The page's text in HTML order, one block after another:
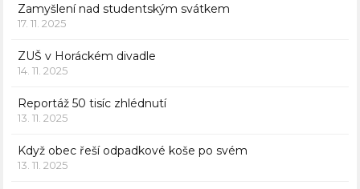
Zamyšlení nad studentským svátkem
17. 11. 2025
ZUŠ v Horáckém divadle
14. 11. 2025
Reportáž 50 tisíc zhlédnutí
13. 11. 2025
Když obec řeší odpadkové koše po svém
13. 11. 2025